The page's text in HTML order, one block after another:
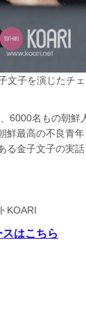
文子を演じたチ
6000名もの朝鮮
鮮最高の不良青
る金子文子の実
KOARI
はこちら